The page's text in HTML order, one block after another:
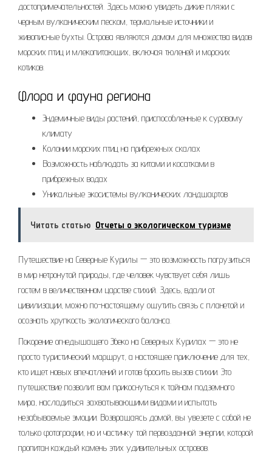
достопримечательностей. Здесь можно увидеть дикие пляжи с
черным вулканическим песком, термальные источники и
живописные бухты. Острова являются домом для множества видов
морских птиц и млекопитающих, включая тюленей и морских
котиков.
Флора и фауна региона
Эндемичные виды растений, приспособленные к суровому
климату
Колонии морских птиц на прибрежных скалах
Возможность наблюдать за китами и косатками в
прибрежных водах
Уникальные экосистемы вулканических ландшафтов
Читать статью Отчеты о экологическом туризме
Путешествие на Северные Курилы — это возможность погрузиться
в мир нетронутой природы, где человек чувствует себя лишь
гостем в величественном царстве стихий. Здесь, вдали от
цивилизации, можно по-настоящему ощутить связь с планетой и
осознать хрупкость экологического баланса.
Покорение огнедышащего Эбеко на Северных Курилах — это не
просто туристический маршрут, а настоящее приключение для тех,
кто ищет новых впечатлений и готов бросить вызов стихии. Это
путешествие позволит вам прикоснуться к тайнам подземного
мира, насладиться захватывающими видами и испытать
незабываемые эмоции. Возвращаясь домой, вы увезете с собой не
только фотографии, но и частичку той первозданной энергии, которой
пропитан каждый камень этих удивительных островов.